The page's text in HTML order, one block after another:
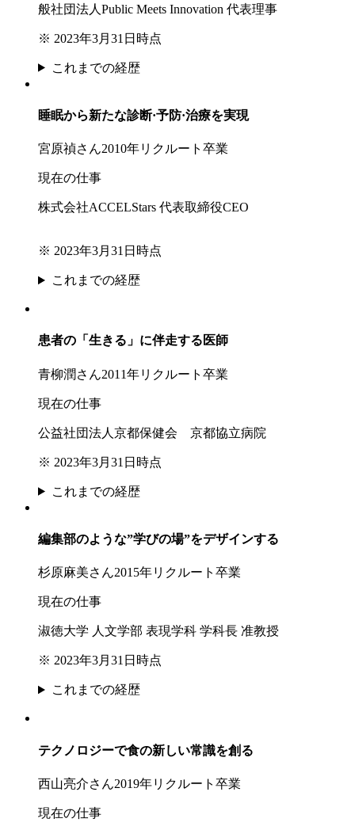
般社団法人Public Meets Innovation 代表理事
※ 2023年3月31日時点
これまでの経歴
睡眠から新たな診断·予防·治療を実現
宮原禎さん2010年リクルート卒業
現在の仕事
株式会社ACCELStars 代表取締役CEO
※ 2023年3月31日時点
これまでの経歴
患者の「生きる」に伴走する医師
青柳潤さん2011年リクルート卒業
現在の仕事
公益社団法人京都保健会 京都協立病院
※ 2023年3月31日時点
これまでの経歴
編集部のような”学びの場”をデザインする
杉原麻美さん2015年リクルート卒業
現在の仕事
淑徳大学 人文学部 表現学科 学科長 准教授
※ 2023年3月31日時点
これまでの経歴
テクノロジーで食の新しい常識を創る
西山亮介さん2019年リクルート卒業
現在の仕事